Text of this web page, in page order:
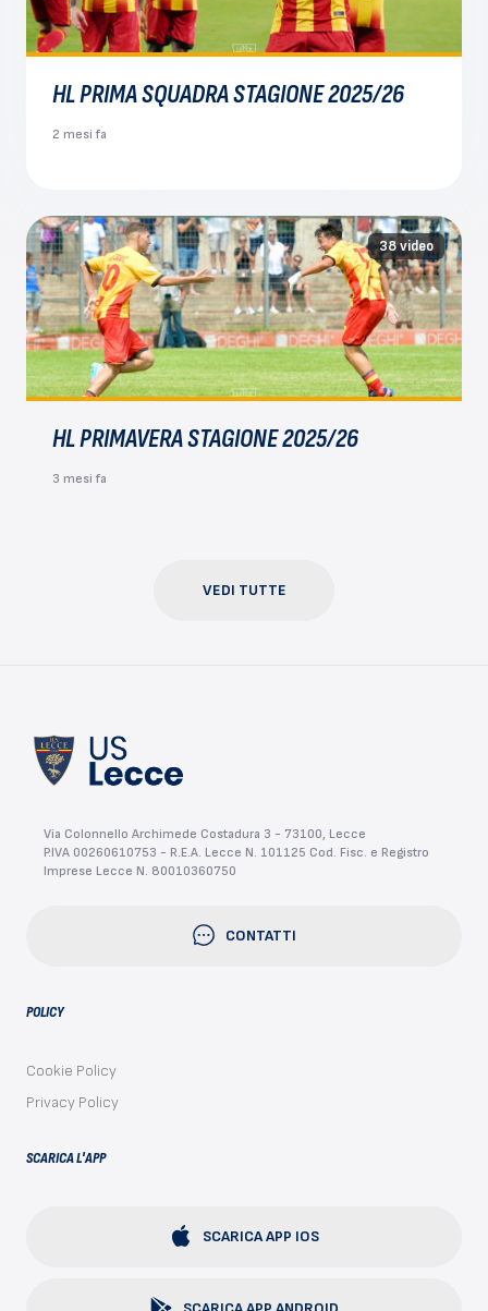
HL PRIMA SQUADRA STAGIONE 2025/26
2 mesi fa
38 video
HL PRIMAVERA STAGIONE 2025/26
3 mesi fa
VEDI TUTTE
Via Colonnello Archimede Costadura 3 - 73100, Lecce
P.IVA 00260610753 - R.E.A. Lecce N. 101125 Cod. Fisc. e Registro
Imprese Lecce N. 80010360750
CONTATTI
POLICY
Cookie Policy
Privacy Policy
SCARICA L'APP
SCARICA APP IOS